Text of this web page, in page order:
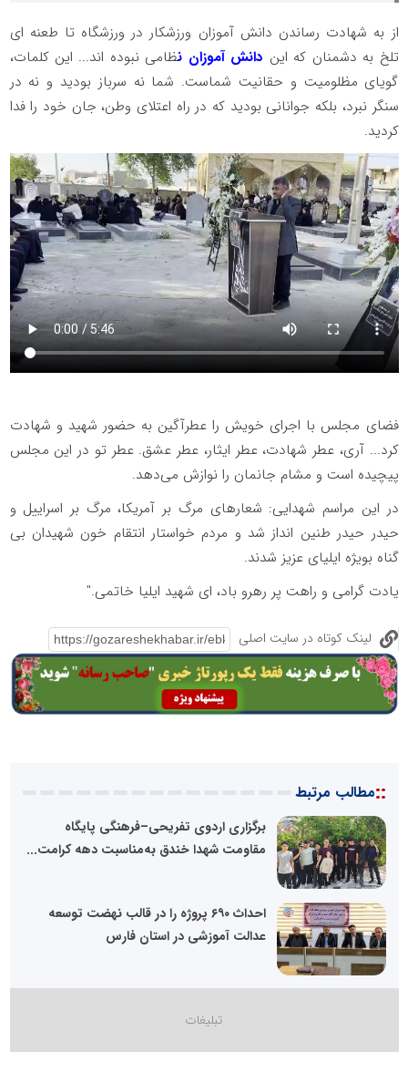
از به شهادت رساندن دانش آموزان ورزشکار در ورزشگاه تا طعنه ای
تلخ به دشمنان که این دانش آموزان نظامی نبوده اند... این کلمات،
گویای مظلومیت و حقانیت شماست. شما نه سرباز بودید و نه در
سنگر نبرد، بلکه جوانانی بودید که در راه اعتلای وطن، جان خود را فدا
کردید.
فضای مجلس با اجرای خویش را عطرآگین به حضور شهید و شهادت
کرد... آری، عطر شهادت، عطر ایثار، عطر عشق. عطر تو در این مجلس
پیچیده است و مشام جانمان را نوازش می‌دهد.
در این مراسم شهدایی: شعارهای مرگ بر آمریکا، مرگ بر اسراییل و
حیدر حیدر طنین انداز شد و مردم خواستار انتقام خون شهیدان بی
گناه بویژه ایلیای عزیز شدند.
یادت گرامی و راهت پر رهرو باد، ای شهید ایلیا خاتمی."
لینک کوتاه در سایت اصلی
::مطالب مرتبط
برگزاری اردوی تفریحی–فرهنگی پایگاه
مقاومت شهدا خندق به‌مناسبت دهه کرامت...
احداث ۶۹۰ پروژه را در قالب نهضت توسعه
عدالت آموزشی در استان فارس